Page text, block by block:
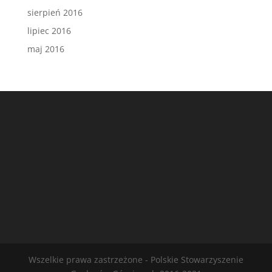
sierpień 2016
lipiec 2016
maj 2016
Wszelkie prawa zastrzeżone - Polskie Stowarzyszenie